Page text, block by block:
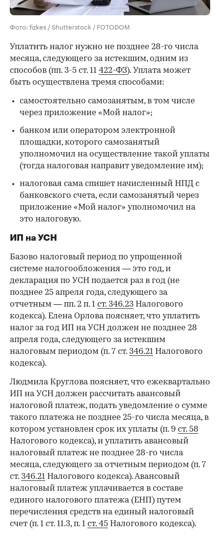
Фото: fizkes / Shutterstock / FOTODOM
Уплатить налог нужно не позднее 28-го числа
месяца, следующего за истекшим, одним из
способов (пп. 3-5 ст. 11 422-ФЗ). Уплата может
быть осуществлена тремя способами:
самостоятельно самозанятым, в том числе
через приложение «Мой налог»;
банком или оператором электронной
площадки, которого самозанятый
уполномочил на осуществление такой уплаты
(тогда налоговая направит уведомление им);
налоговая сама спишет начисленный НПД с
банковского счета, если самозанятый через
приложение «Мой налог» уполномочил на
это налоговую.
ИП на УСН
Базово налоговый период по упрощенной
системе налогообложения — это год, и
декларация по УСН подается раз в год (не
позднее 25 апреля года, следующего за
отчетным — пп. 2 п. 1 ст. 346.23 Налогового
кодекса). Елена Орлова поясняет, что уплатить
налог за год ИП на УСН должен не позднее 28
апреля года, следующего за истекшим
налоговым периодом (п. 7 ст. 346.21 Налогового
кодекса).
Людмила Круглова поясняет, что ежеквартально
ИП на УСН должен рассчитать авансовый
налоговой платеж, подать уведомление о сумме
такого платежа не позднее 25-го числа месяца, в
котором установлен срок их уплаты (п. 9 ст. 58
Налогового кодекса), и уплатить авансовый
налоговый платеж не позднее 28-го числа
месяца, следующего за отчетным периодом (п. 7
ст. 346.21 Налогового кодекса). Авансовый
налоговый платеж уплачивается в составе
единого налогового платежа (ЕНП) путем
перечисления средств на единый налоговый
счет (п. 1 ст. 11.3, п. 1 ст. 45 Налогового кодекса).